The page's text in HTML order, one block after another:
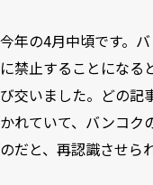
今年の4月中頃です。
に禁止することになる
び交いました。どの記
かれていて、バンコク
のだと、再認識させら